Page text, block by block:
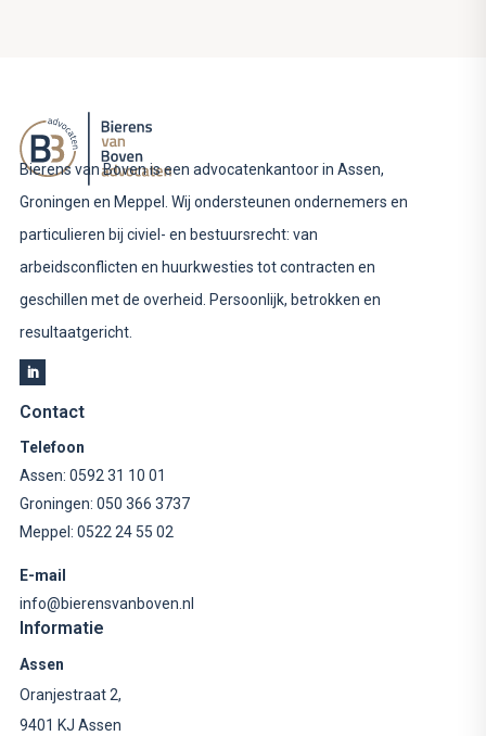
Bierens van Boven is een advocatenkantoor in Assen,
Groningen en Meppel. Wij ondersteunen ondernemers en
particulieren bij civiel- en bestuursrecht: van
arbeidsconflicten en huurkwesties tot contracten en
geschillen met de overheid. Persoonlijk, betrokken en
resultaatgericht.
Contact
Telefoon
Assen: 0592 31 10 01
Groningen: 050 366 3737
Meppel: 0522 24 55 02
E-mail
info@bierensvanboven.nl
Informatie
Assen
Oranjestraat 2,
9401 KJ Assen